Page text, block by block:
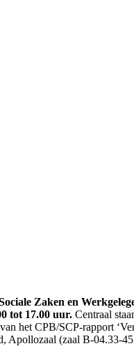
Zaken en
tot 17.00 uur. Centraal
het CPB/SCP-rapport
Apollozaal (zaal B-04.33-